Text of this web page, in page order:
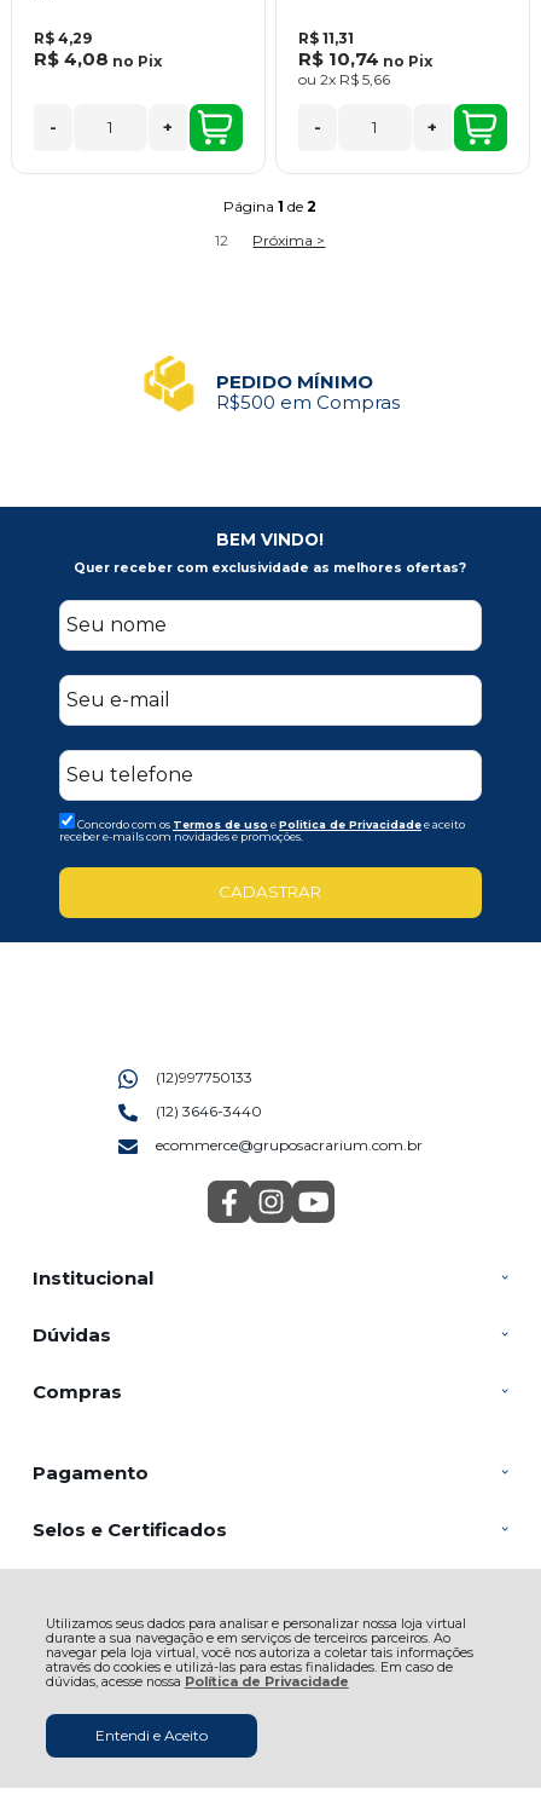
Utilizamos seus dados para analisar e personalizar nossa loja virtual
durante a sua navegação e em serviços de terceiros parceiros. Ao
navegar pela loja virtual, você nos autoriza a coletar tais informações
através do cookies e utilizá-las para estas finalidades. Em caso de
dúvidas, acesse nossa Política de Privacidade
Entendi e Aceito
R$ 4,29
R$ 4,08 no Pix
- +
R$ 11,31
R$ 10,74 no Pix
ou 2x R$ 5,66
- +
Página1 de2
12 Próxima >
PEDIDO MÍNIMO
R$500 em Compras
BEM VINDO!
Quer receber com exclusividade as melhores ofertas?
Concordo com os Termos de uso ePolitica de Privacidadee aceito
receber e-mails com novidades e promoções.
CADASTRAR
Institucional
Dúvidas
Compras
(12)997750133
(12) 3646-3440
ecommerce@gruposacrarium.com.br
Pagamento
Selos e Certificados
SACRARIUM INDUSTRIA E COMERCIO DE VELAS LTDA, Rua João
Batista de Souza - 2804 - Veloso - 12582-150 - Roseira - SP
CNPJ: 05.810.412/0001-00 | © Todos os direitos reservados - Casa da Mãe
Artigos Religiosos - 2026